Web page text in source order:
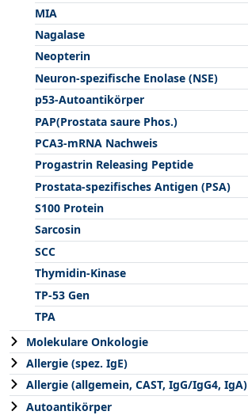
MIA
Nagalase
Neopterin
Neuron-spezifische Enolase (NSE)
p53-Autoantikörper
PAP(Prostata saure Phos.)
PCA3-mRNA Nachweis
Progastrin Releasing Peptide
Prostata-spezifisches Antigen (PSA)
S100 Protein
Sarcosin
SCC
Thymidin-Kinase
TP-53 Gen
TPA
Molekulare Onkologie
Allergie (spez. IgE)
Allergie (allgemein, CAST, IgG/IgG4, IgA)
Autoantikörper